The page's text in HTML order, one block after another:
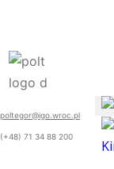
poltegor@igo.wroc.pl
(+48) 71 34 88 200